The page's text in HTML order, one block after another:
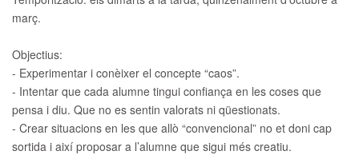
març.
Objectius:
- Experimentar i conèixer el concepte “caos”.
- Intentar que cada alumne tingui confiança en les coses que
pensa i diu. Que no es sentin valorats ni qüestionats.
- Crear situacions en les que allò “convencional” no et doni cap
sortida i així proposar a l’alumne que sigui més creatiu.